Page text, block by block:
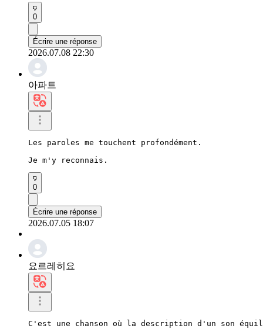
0
Écrire une réponse
2026.07.08 22:30
아파트
Les paroles me touchent profondément.
Je m'y reconnais.
0
Écrire une réponse
2026.07.05 18:07
요르레히요
C'est une chanson où la description d'un son